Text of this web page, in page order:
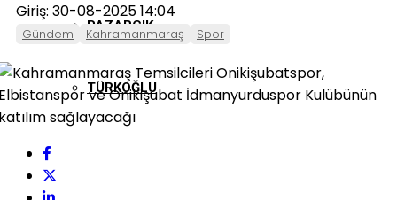
PAZARCIK
TÜRKOĞLU
Giriş: 30-08-2025 14:04
Gündem Kahramanmaraş Spor